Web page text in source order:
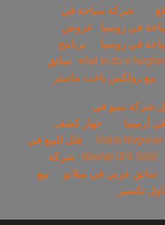
شركة سياحة في
في روسيا
عروض
في روسيا
برنامج
what to do in
سائق
بيع رولكس ياخت ماستر
شركة سيو في
أرمينيا
جهاز كشف
Nokta
فلل للبيع في
Minelab GPX 5000
شركة
سائق عربي في ميلانو
بيع
تكسير